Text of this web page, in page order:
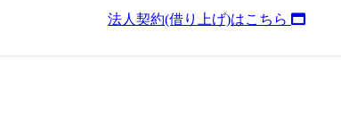
法人契約(借り上げ)はこちら